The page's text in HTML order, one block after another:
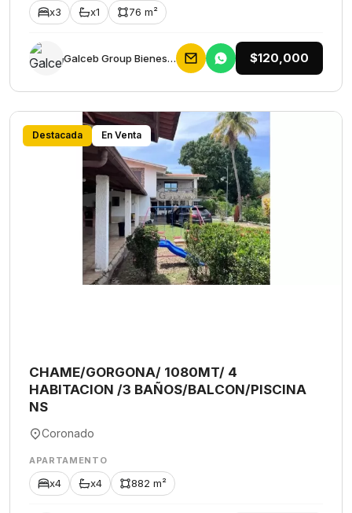
x3 x1 76 m²
Galceb Group Bienes Raices $120,000
Destacada En Venta
CHAME/GORGONA/ 1080MT/ 4
HABITACION /3 BAÑOS/BALCON/PISCINA
NS
Coronado
APARTAMENTO
x4 x4 882 m²